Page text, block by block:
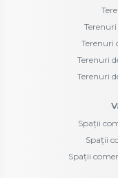
Terenuri
Terenuri
Terenuri
Spații
Spații
Spații